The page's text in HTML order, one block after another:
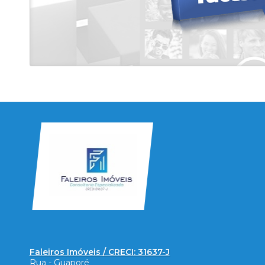
Faleiros Imóveis / CRECI: 31637-J
Rua - Guaporé